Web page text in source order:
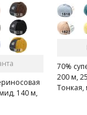
140 м,
70%
200 м,
Тонкая,